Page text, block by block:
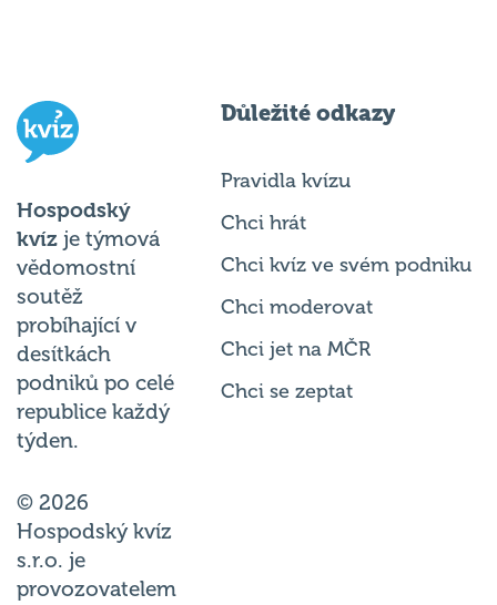
Hospodský
kvíz je týmová
vědomostní
soutěž
probíhající v
desítkách
podniků po celé
republice každý
týden.
© 2026
Hospodský kvíz
s.r.o. je
provozovatelem
Důležité odkazy
Pravidla kvízu
Chci hrát
Chci kvíz ve svém podniku
Chci moderovat
Chci jet na MČR
Chci se zeptat